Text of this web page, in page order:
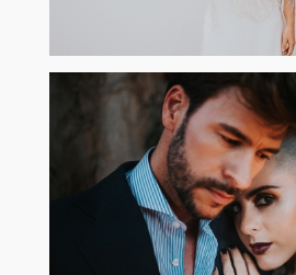
Resumen 2017
Read More...